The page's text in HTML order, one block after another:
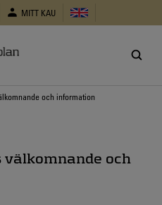
MITT KAU
och information
och